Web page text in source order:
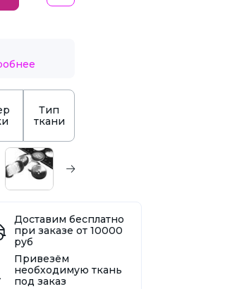
Тип
ткани
Доставим бесплатно
при заказе от 10000
руб
Привезём
необходимую ткань
под заказ